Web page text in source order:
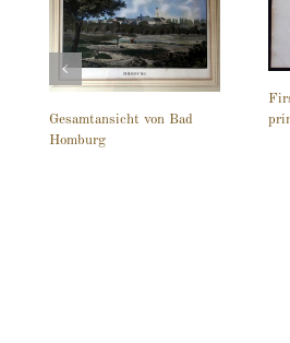
Gesamtansicht von Bad
Homburg